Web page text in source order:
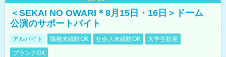
＜SEKAI NO OWARI＊8月15日・16日＞ドーム
公演のサポートバイト
アルバイト 職種未経験OK 社会人未経験OK
大学生歓迎
ブランクOK